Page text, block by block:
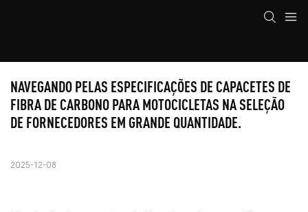
NAVEGANDO PELAS ESPECIFICAÇÕES DE CAPACETES DE
FIBRA DE CARBONO PARA MOTOCICLETAS NA SELEÇÃO
DE FORNECEDORES EM GRANDE QUANTIDADE.
2025-12-08